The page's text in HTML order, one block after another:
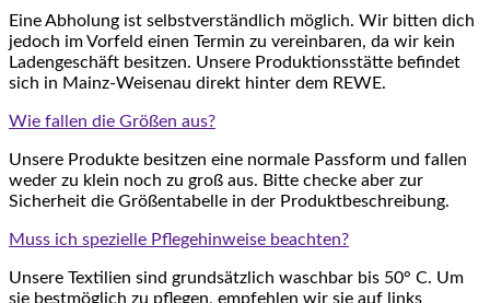
Eine Abholung ist selbstverständlich möglich. Wir bitten dich
jedoch im Vorfeld einen Termin zu vereinbaren, da wir kein
Ladengeschäft besitzen. Unsere Produktionsstätte befindet
sich in Mainz-Weisenau direkt hinter dem REWE.
Wie fallen die Größen aus?
Unsere Produkte besitzen eine normale Passform und fallen
weder zu klein noch zu groß aus. Bitte checke aber zur
Sicherheit die Größentabelle in der Produktbeschreibung.
Muss ich spezielle Pflegehinweise beachten?
Unsere Textilien sind grundsätzlich waschbar bis 50° C. Um
sie bestmöglich zu pflegen, empfehlen wir sie auf links